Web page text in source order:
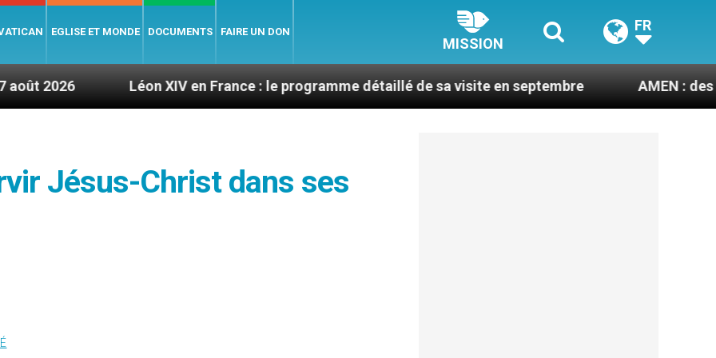
EGLISE ET MONDE DOCUMENTS FAIRE UN DON
MISSION
FR
Léon XIV en France : le programme détaillé de sa visite en septembre AMEN : des prêtres à
Jésus-Christ dans ses